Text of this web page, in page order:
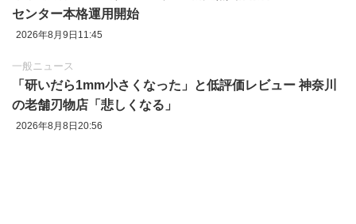
センター本格運用開始
2026年8月9日11:45
一般ニュース
「研いだら1mm小さくなった」と低評価レビュー 神奈川
の老舗刃物店「悲しくなる」
2026年8月8日20:56